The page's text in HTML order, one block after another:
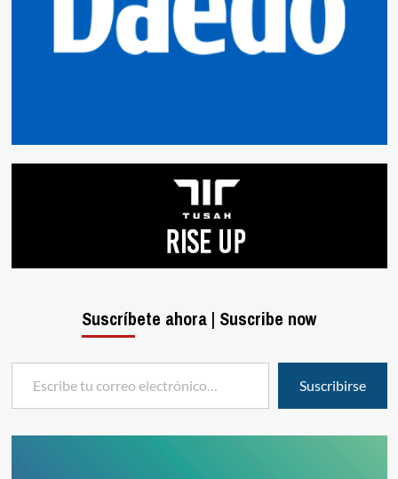
Suscríbete ahora | Suscribe now
Escribe tu correo electrónico…
Suscribirse